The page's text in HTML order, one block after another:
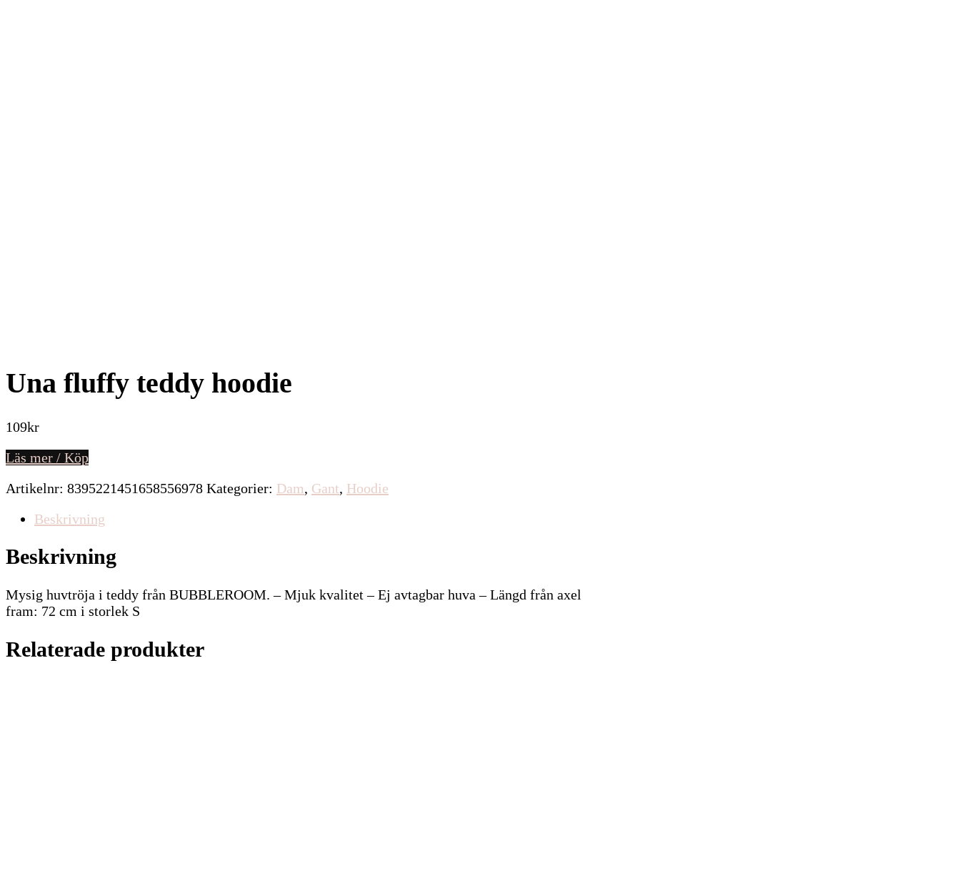
Una fluffy teddy hoodie
109kr
Läs mer / Köp
Artikelnr: 8395221451658556978 Kategorier: Dam, Gant, Hoodie
Beskrivning
Beskrivning
Mysig huvtröja i teddy från BUBBLEROOM. – Mjuk kvalitet – Ej avtagbar huva – Längd från axel
fram: 72 cm i storlek S
Relaterade produkter